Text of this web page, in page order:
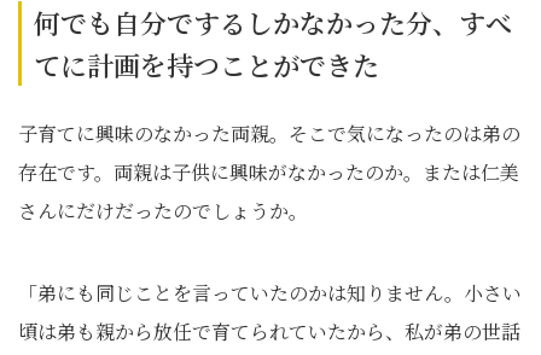
何でも自分でするしかなかった分、すべ
てに計画を持つことができた
子育てに興味のなかった両親。そこで気になったのは弟の
存在です。両親は子供に興味がなかったのか。または仁美
さんにだけだったのでしょうか。
「弟にも同じことを言っていたのかは知りません。小さい
頃は弟も親から放任で育てられていたから、私が弟の世話